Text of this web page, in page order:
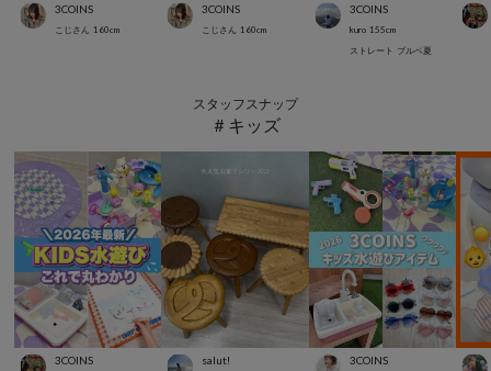
3COINS
こじさん 160cm
3COINS
こじさん 160cm
3COINS
kuro 155cm
ストレート ブルベ夏
スタッフスナップ
＃キッズ
3COINS salut! 3COINS